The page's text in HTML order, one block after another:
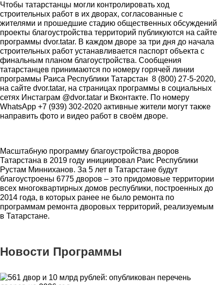
Чтобы татарстанцы могли контролировать ход
строительных работ в их дворах, согласованные с
жителями и прошедшие стадию общественных обсуждений
проекты благоустройства территорий публикуются на сайте
программы dvor.tatar. В каждом дворе за три дня до начала
строительных работ устанавливается паспорт объекта с
финальным планом благоустройства. Сообщения
татарстанцев принимаются по номеру горячей линии
программы Раиса Республики Татарстан 8 (800) 27-5-2020,
на сайте dvor.tatar, на страницах программы в социальных
сетях Инстаграм @dvor.tatar и Вконтакте. По номеру
WhatsApp +7 (939) 302-2020 активные жители могут также
направить фото и видео работ в своём дворе.
Масштабную программу благоустройства дворов
Татарстана в 2019 году инициировал Раис Республики
Рустам Минниханов. За 5 лет в Татарстане будут
благоустроены 6775 дворов – это придомовые территории
всех многоквартирных домов республики, построенных до
2014 года, в которых ранее не было ремонта по
программам ремонта дворовых территорий, реализуемым
в Татарстане.
Новости Программы